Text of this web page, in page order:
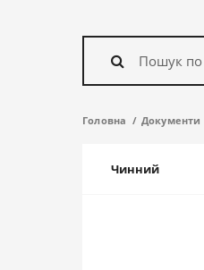
Знайти
Головна Документи
Чинний